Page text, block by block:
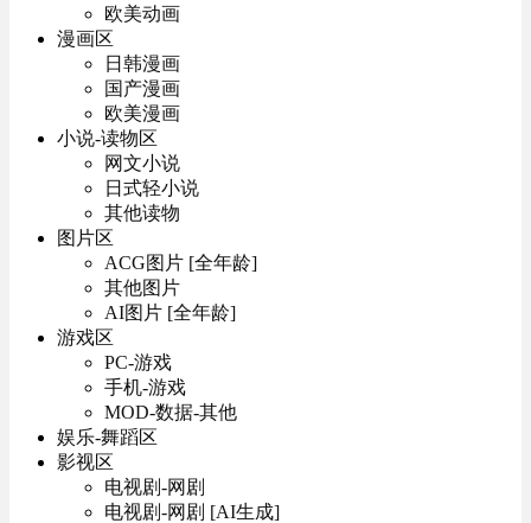
欧美动画
漫画区
日韩漫画
国产漫画
欧美漫画
小说-读物区
网文小说
日式轻小说
其他读物
图片区
ACG图片 [全年龄]
其他图片
AI图片 [全年龄]
游戏区
PC-游戏
手机-游戏
MOD-数据-其他
娱乐-舞蹈区
影视区
电视剧-网剧
电视剧-网剧 [AI生成]